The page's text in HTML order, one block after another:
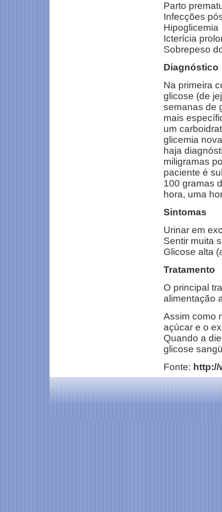
Parto
Infecções
Hipoglicemia
Icterícia
Sobrepeso
Diagnóstico
Na primeira
glicose (de
semanas de
mais
um
glicemia
haja
miligramas
paciente é
100 gramas
hora, uma
Sintomas
Urinar em
Sentir muita
Glicose alta
Tratamento
O principal
alimentação
Assim como
açúcar e o
Quando a
glicose
Fonte: